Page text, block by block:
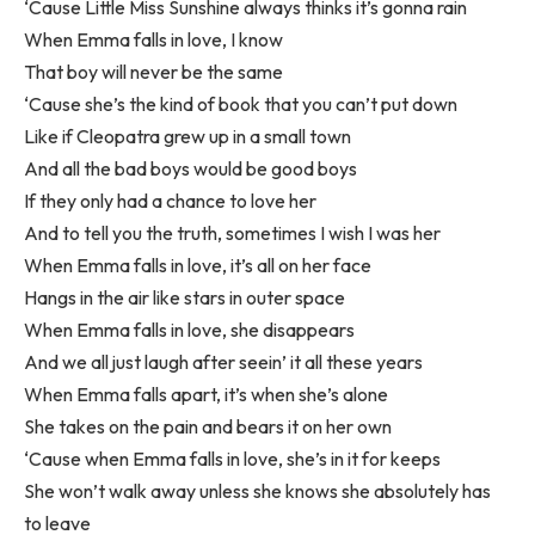
‘Cause Little Miss Sunshine always thinks it’s gonna rain
When Emma falls in love, I know
That boy will never be the same
‘Cause she’s the kind of book that you can’t put down
Like if Cleopatra grew up in a small town
And all the bad boys would be good boys
If they only had a chance to love her
And to tell you the truth, sometimes I wish I was her
When Emma falls in love, it’s all on her face
Hangs in the air like stars in outer space
When Emma falls in love, she disappears
And we all just laugh after seein’ it all these years
When Emma falls apart, it’s when she’s alone
She takes on the pain and bears it on her own
‘Cause when Emma falls in love, she’s in it for keeps
She won’t walk away unless she knows she absolutely has
to leave